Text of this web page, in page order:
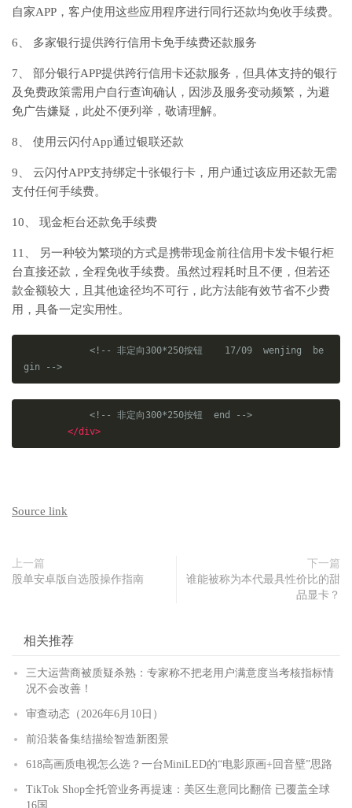
自家APP，客户使用这些应用程序进行同行还款均免收手续费。
6、 多家银行提供跨行信用卡免手续费还款服务
7、 部分银行APP提供跨行信用卡还款服务，但具体支持的银行
及免费政策需用户自行查询确认，因涉及服务变动频繁，为避
免广告嫌疑，此处不便列举，敬请理解。
8、 使用云闪付App通过银联还款
9、 云闪付APP支持绑定十张银行卡，用户通过该应用还款无需
支付任何手续费。
10、 现金柜台还款免手续费
11、 另一种较为繁琐的方式是携带现金前往信用卡发卡银行柜
台直接还款，全程免收手续费。虽然过程耗时且不便，但若还
款金额较大，且其他途径均不可行，此方法能有效节省不少费
用，具备一定实用性。
<!-- 非定向300*250按钮    17/09  wenjing  be
gin -->
<!-- 非定向300*250按钮  end -->
</div>
Source link
上一篇
股单安卓版自选股操作指南
下一篇
谁能被称为本代最具性价比的甜
品显卡？
相关推荐
三大运营商被质疑杀熟：专家称不把老用户满意度当考核指标情
况不会改善！
审查动态（2026年6月10日）
前沿装备集结描绘智造新图景
618高画质电视怎么选？一台MiniLED的“电影原画+回音壁”思路
TikTok Shop全托管业务再提速：美区生意同比翻倍 已覆盖全球
16国